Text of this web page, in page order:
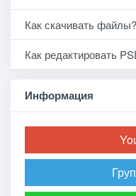
Как скачивать файлы?
Как редактировать
Информация